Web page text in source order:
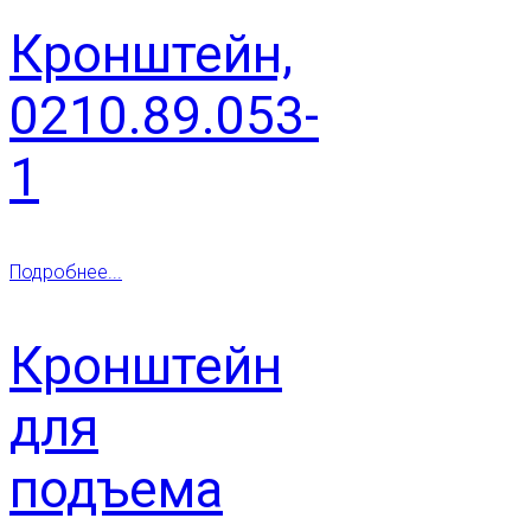
Кронштейн,
0210.89.053-
1
Подробнее...
Кронштейн
для
подъема